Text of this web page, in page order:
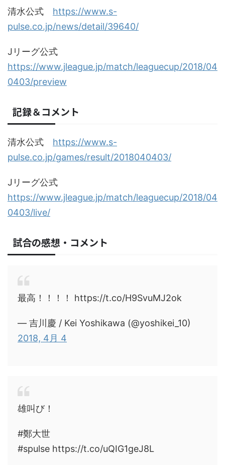
清水公式 https://www.s-
pulse.co.jp/news/detail/39640/
Jリーグ公式
https://www.jleague.jp/match/leaguecup/2018/04
0403/preview
記録＆コメント
清水公式 https://www.s-
pulse.co.jp/games/result/2018040403/
Jリーグ公式
https://www.jleague.jp/match/leaguecup/2018/04
0403/live/
試合の感想・コメント
最高！！！！ https://t.co/H9SvuMJ2ok
— 吉川慶 / Kei Yoshikawa (@yoshikei_10)
2018, 4月 4
雄叫び！
#鄭大世
#spulse https://t.co/uQIG1geJ8L